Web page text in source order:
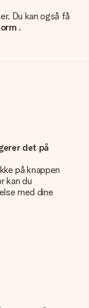
Du kan også få
.
det på
på knappen
kan du
med dine
rigtige kvalitet?
din gave. Derfor